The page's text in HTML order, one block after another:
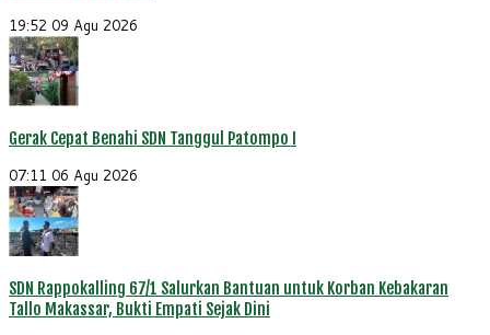
19:52 09 Agu 2026
Gerak Cepat Benahi SDN Tanggul Patompo I
07:11 06 Agu 2026
SDN Rappokalling 67/1 Salurkan Bantuan untuk Korban Kebakaran
Tallo Makassar, Bukti Empati Sejak Dini